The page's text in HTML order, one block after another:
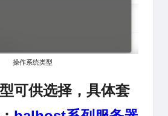
操作系统类型
可供选择，具体套